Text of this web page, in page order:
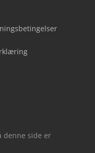
denne side er